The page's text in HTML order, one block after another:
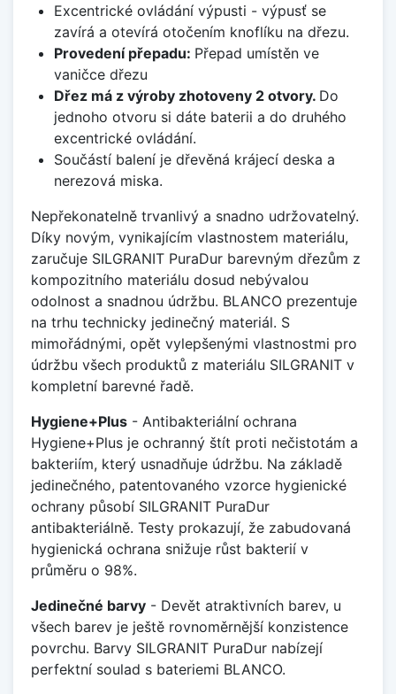
Excentrické ovládání výpusti - výpusť se
zavírá a otevírá otočením knoflíku na dřezu.
Provedení přepadu: Přepad umístěn ve
vaničce dřezu
Dřez má z výroby zhotoveny 2 otvory. Do
jednoho otvoru si dáte baterii a do druhého
excentrické ovládání.
Součástí balení je dřevěná krájecí deska a
nerezová miska.
Nepřekonatelně trvanlivý a snadno udržovatelný.
Díky novým, vynikajícím vlastnostem materiálu,
zaručuje SILGRANIT PuraDur barevným dřezům z
kompozitního materiálu dosud nebývalou
odolnost a snadnou údržbu. BLANCO prezentuje
na trhu technicky jedinečný materiál. S
mimořádnými, opět vylepšenými vlastnostmi pro
údržbu všech produktů z materiálu SILGRANIT v
kompletní barevné řadě.
Hygiene+Plus - Antibakteriální ochrana
Hygiene+Plus je ochranný štít proti nečistotám a
bakteriím, který usnadňuje údržbu. Na základě
jedinečného, patentovaného vzorce hygienické
ochrany působí SILGRANIT PuraDur
antibakteriálně. Testy prokazují, že zabudovaná
hygienická ochrana snižuje růst bakterií v
průměru o 98%.
Jedinečné barvy - Devět atraktivních barev, u
všech barev je ještě rovnoměrnější konzistence
povrchu. Barvy SILGRANIT PuraDur nabízejí
perfektní soulad s bateriemi BLANCO.